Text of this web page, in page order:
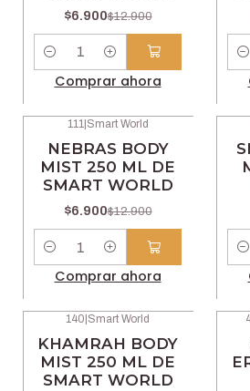
$6.900$12.900
Cantidad
Comprar ahora
111 |Smart World
NEBRAS BODY
MIST 250 ML DE
SMART WORLD
$6.900$12.900
Comprar ahora
140 Smart World
KHAMRAH BODY
MIST 250 ML DE
SMART WORLD